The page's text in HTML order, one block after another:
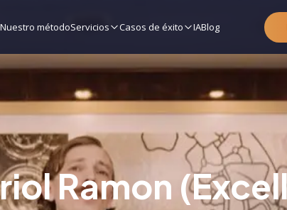
Nuestro métodoServicios Casos de éxito IABlog
Ramon